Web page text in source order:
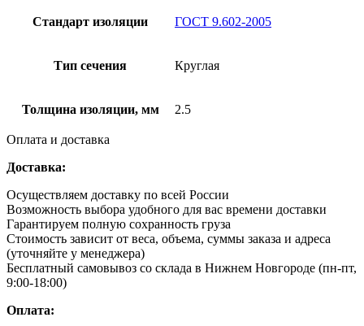
Стандарт изоляции ГОСТ 9.602-2005
Тип сечения Круглая
Толщина изоляции, мм 2.5
Оплата и доставка
Доставка:
Осуществляем доставку по всей России
Возможность выбора удобного для вас времени доставки
Гарантируем полную сохранность груза
Стоимость зависит от веса, объема, суммы заказа и адреса
(уточняйте у менеджера)
Бесплатный самовывоз со склада в Нижнем Новгороде (пн-пт,
9:00-18:00)
Оплата: